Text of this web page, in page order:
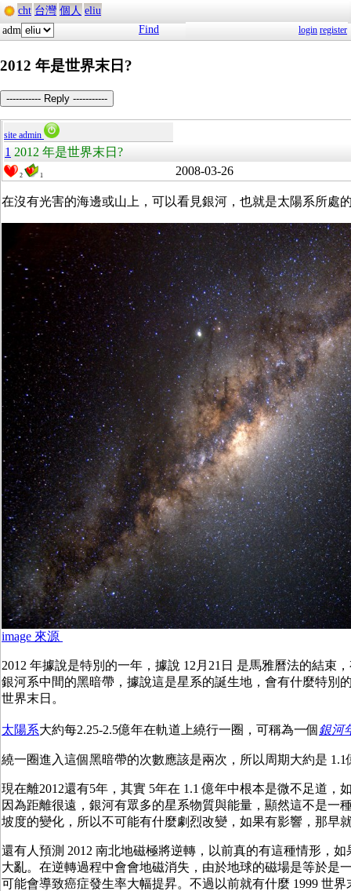
cht 台灣 個人 eliu
adm
Find login register
2012 年是世界末日?
----------- Reply -----------
site admin
1 2012 年是世界末日?
2 1 2008-03-26
在沒有光害的海邊或山上，可以看見銀河，也就是太陽系所處
image 來源
2012 年據說是特別的一年，據說 12月21日 是馬雅曆法的結束
銀河系中間的黑暗帶，據說這是星系的誕生地，會有什麼特別
世界末日。
太陽系大約每2.25-2.5億年在軌道上繞行一圈，可稱為一個 銀河
繞一圈進入這個黑暗帶的次數應該是兩次，所以周期大約是 1.1
現在離2012還有5年，其實 5年在 1.1 億年中根本是微不足道，
因為距離很遠，銀河有眾多的星系物質與能量，顯然這不是一
坡度的變化，所以不可能有什麼劇烈改變，如果有影響，那早
還有人預測 2012 南北地磁極將逆轉，以前真的有這種情形，
大亂。在逆轉過程中會會地磁消失，由於地球的磁場是等於是
可能會導致癌症發生率大幅提昇。不過以前就有什麼 1999 世界